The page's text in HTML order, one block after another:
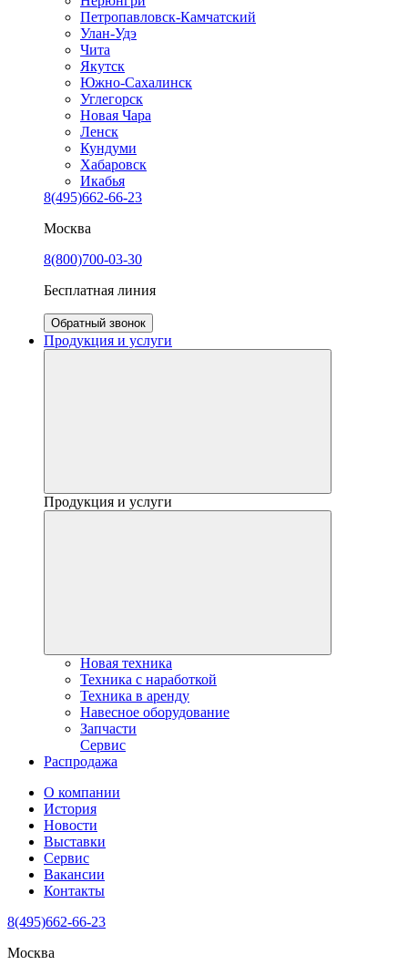
Петропавловск-Камчатский
Улан-Удэ
Чита
Якутск
Южно-Сахалинск
Углегорск
Новая Чара
Ленск
Кундуми
Хабаровск
Икабья
8(495)662-66-23
Москва
8(800)700-03-30
Бесплатная линия
Обратный звонок
Продукция и услуги
Продукция и услуги
Новая техника
Техника с наработкой
Техника в аренду
Навесное оборудование
Запчасти
Сервис
Распродажа
О компании
История
Новости
Выставки
Сервис
Вакансии
Контакты
8(495)662-66-23
Москва